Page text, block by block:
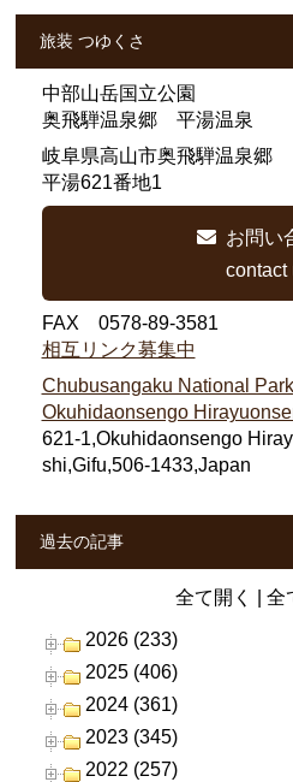
旅装 つゆくさ
中部山岳国立公園
奥飛騨温泉郷 平湯温泉
岐阜県高山市奥飛騨温泉郷
平湯621番地1
お問い
contact
FAX 0578-89-3581
相互リンク募集中
Chubusangaku National Park
Okuhidaonsengo
621-1,Okuhidaonsengo
shi,Gifu,506-1433,Japan
過去の記事
全て開く 全
2026 (233)
2025 (406)
2024 (361)
2023 (345)
2022 (257)